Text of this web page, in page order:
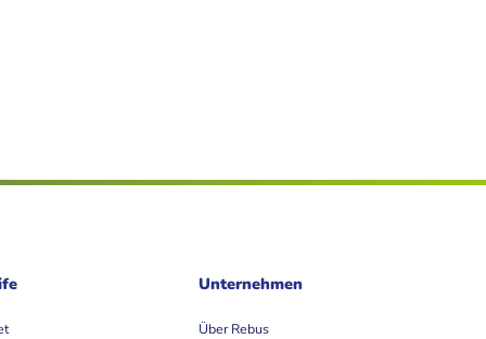
Unternehmen
Über Rebus